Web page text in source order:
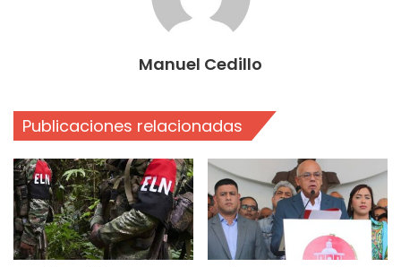
Manuel Cedillo
Publicaciones relacionadas